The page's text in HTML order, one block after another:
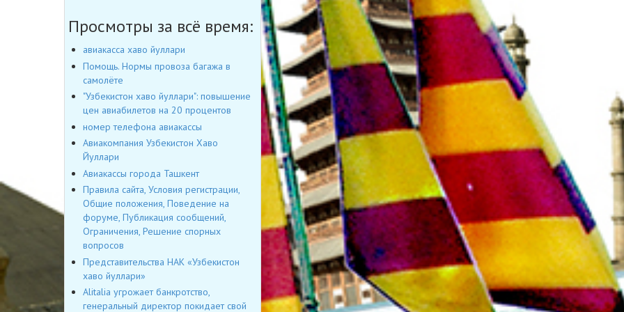
Просмотры за всё время:
авиакасса хаво йуллари
Помощь. Нормы провоза багажа в
самолёте
"Узбекистон хаво йуллари": повышение
цен авиабилетов на 20 процентов
номер телефона авиакассы
Авиакомпания Узбекистон Хаво
Йуллари
Авиакассы города Ташкент
Правила сайта, Условия регистрации,
Общие положения, Поведение на
форуме, Публикация сообщений,
Ограничения, Решение спорных
вопросов
Представительства НАК «Узбекистон
хаво йуллари»
Alitalia угрожает банкротство,
генеральный директор покидает свой